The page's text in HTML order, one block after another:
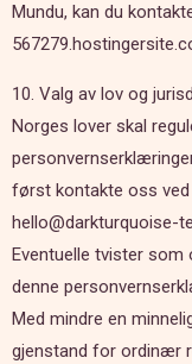
Mundu, kan du
10. Valg av lov og
Norges lover skal
først kontakte oss ved
hello@darkturquoise-
Eventuelle tvister som
denne
Med mindre en
gjenstand for ordinær